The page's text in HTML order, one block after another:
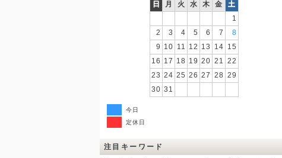
日 月 火 水 木 金
土
1
2
3 4 5 6 7
8
9 10 11 12 13 14 15
16 17 18 19 20 21 22
23 24 25 26 27 28 29
30 31
今日
定休日
注目キーワード